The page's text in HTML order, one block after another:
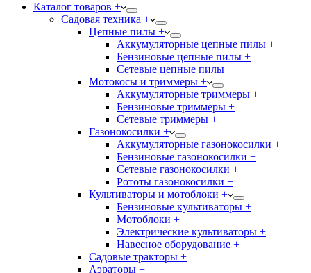
Каталог товаров +
Садовая техника +
Цепные пилы +
Аккумуляторные цепные пилы +
Бензиновые цепные пилы +
Сетевые цепные пилы +
Мотокосы и триммеры +
Аккумуляторные триммеры +
Бензиновые триммеры +
Сетевые триммеры +
Газонокосилки +
Аккумуляторные газонокосилки +
Бензиновые газонокосилки +
Сетевые газонокосилки +
Рототы газонокосилки +
Культиваторы и мотоблоки +
Бензиновые культиваторы +
Мотоблоки +
Электрические культиваторы +
Навесное оборудование +
Садовые тракторы +
Аэраторы +